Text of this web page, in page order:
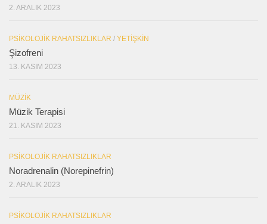
2. ARALIK 2023
PSIKOLOJIK RAHATSIZLIKLAR / YETIŞKIN
Şizofreni
13. KASIM 2023
MÜZIK
Müzik Terapisi
21. KASIM 2023
PSIKOLOJIK RAHATSIZLIKLAR
Noradrenalin (Norepinefrin)
2. ARALIK 2023
PSIKOLOJIK RAHATSIZLIKLAR